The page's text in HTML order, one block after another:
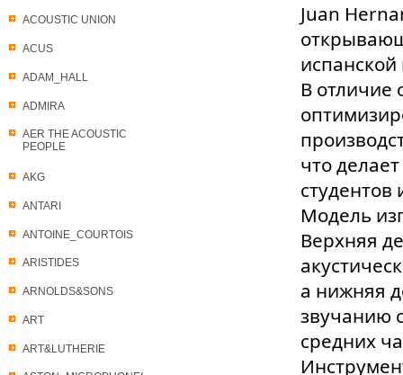
ACOUSTIC UNION
ACUS
ADAM_HALL
ADMIRA
AER THE ACOUSTIC
PEOPLE
AKG
ANTARI
ANTOINE_COURTOIS
ARISTIDES
ARNOLDS&SONS
ART
ART&LUTHERIE
Juan
В отличие
что
Модель
Верхняя
а нижняя
звучанию
средних